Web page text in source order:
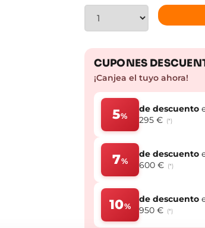
CUPONES
¡Canjea el tuyo ahora!
5%
de descuento
295 € (*)
7%
de descuento
600 € (*)
10%
de descuento
950 € (*)